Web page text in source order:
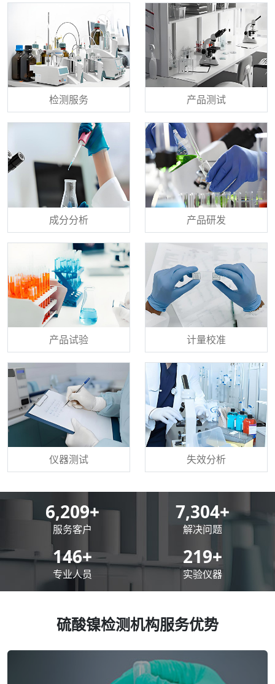
检测服务 产品测试
成分分析 产品研发
产品试验 计量校准
仪器测试 失效分析
8,500+
服务客户
10,000+
解决问题
200+
专业人员
300+
实验仪器
硫酸镍检测机构服务优势